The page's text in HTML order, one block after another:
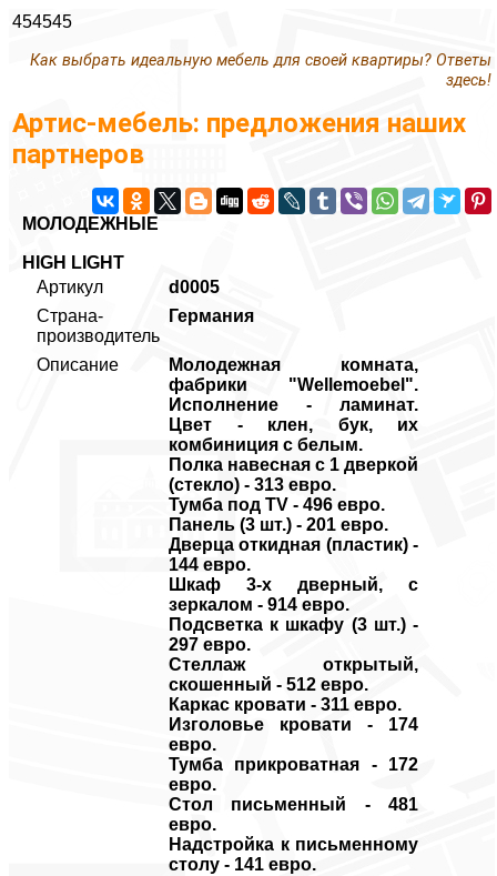
454545
Как выбрать идеальную мебель для своей квартиры? Ответы
здесь!
Артис-мебель: предложения наших
партнеров
МОЛОДЕЖНЫЕ
HIGH LIGHT
Артикул
d0005
Страна-
производитель
Германия
Описание
Молодежная комната,
фабрики "Wellemoebel".
Исполнение - ламинат.
Цвет - клен, бук, их
комбиниция с белым.
Полка навесная с 1 дверкой
(стекло) - 313 евро.
Тумба под TV - 496 евро.
Панель (3 шт.) - 201 евро.
Дверца откидная (пластик) -
144 евро.
Шкаф 3-х дверный, с
зеркалом - 914 евро.
Подсветка к шкафу (3 шт.) -
297 евро.
Стеллаж открытый,
скошенный - 512 евро.
Каркас кровати - 311 евро.
Изголовье кровати - 174
евро.
Тумба прикроватная - 172
евро.
Стол письменный - 481
евро.
Надстройка к письменному
столу - 141 евро.